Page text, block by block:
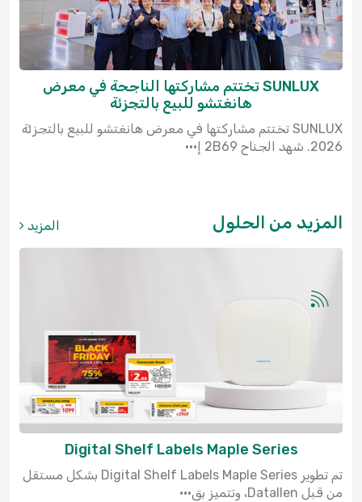
SUNLUX تختتم مشاركتها الناجحة في معرض
هانغتشو للبيع بالتجزئة
SUNLUX تختتم مشاركتها في معرض هانغتشو للبيع بالتجزئة
2026. شهد الجناح 2B69 إ···
المزيد من الحلول المزيد
Digital Shelf Labels Maple Series
تم تطوير Digital Shelf Labels Maple Series بشكل مستقل
من قبل Datallen، وتتميز بق···